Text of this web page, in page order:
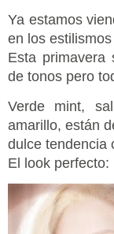
Ya estamos
en los
Esta primavera
de tonos pero
Verde mint,
amarillo, están
dulce tendencia
El look perfecto: